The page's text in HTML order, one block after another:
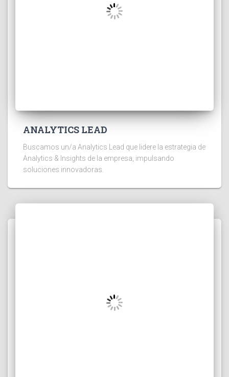
ANALYTICS LEAD
Buscamos un/a Analytics Lead que lidere la estrategia de
Analytics & Insights de la empresa, impulsando
soluciones innovadoras.